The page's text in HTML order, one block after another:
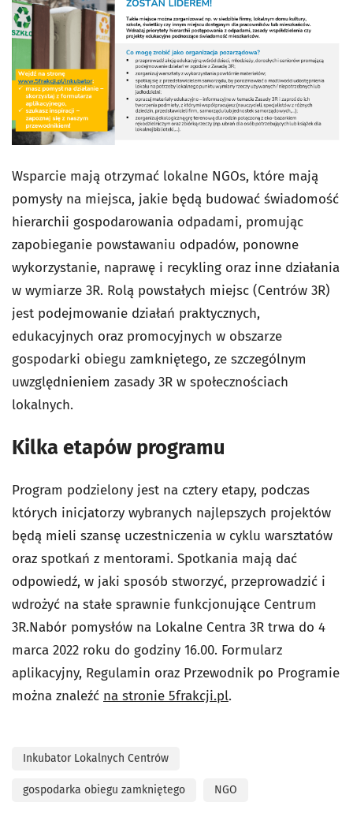
Wsparcie mają otrzymać lokalne NGOs, które mają
pomysły na miejsca, jakie będą budować świadomość
hierarchii gospodarowania odpadami, promując
zapobieganie powstawaniu odpadów, ponowne
wykorzystanie, naprawę i recykling oraz inne działania
w wymiarze 3R. Rolą powstałych miejsc (Centrów 3R)
jest podejmowanie działań praktycznych,
edukacyjnych oraz promocyjnych w obszarze
gospodarki obiegu zamkniętego, ze szczególnym
uwzględnieniem zasady 3R w społecznościach
lokalnych.
Kilka etapów programu
Program podzielony jest na cztery etapy, podczas
których inicjatorzy wybranych najlepszych projektów
będą mieli szansę uczestniczenia w cyklu warsztatów
oraz spotkań z mentorami. Spotkania mają dać
odpowiedź, w jaki sposób stworzyć, przeprowadzić i
wdrożyć na stałe sprawnie funkcjonujące Centrum
3R.Nabór pomysłów na Lokalne Centra 3R trwa do 4
marca 2022 roku do godziny 16.00. Formularz
aplikacyjny, Regulamin oraz Przewodnik po Programie
można znaleźć na stronie 5frakcji.pl.
Inkubator Lokalnych Centrów
gospodarka obiegu zamkniętego NGO